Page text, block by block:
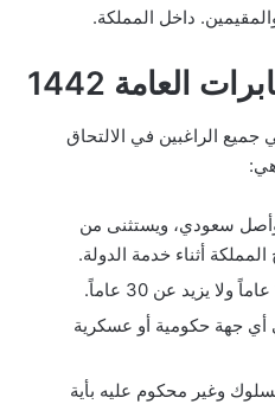
داخل المملكة.
العامة 1442
الراغبين في الالتحاق
سعودي، ويستثنى من
أثناء خدمة الدولة.
أي جهة حكومية أو عسكرية
وغير محكوم عليه بأية